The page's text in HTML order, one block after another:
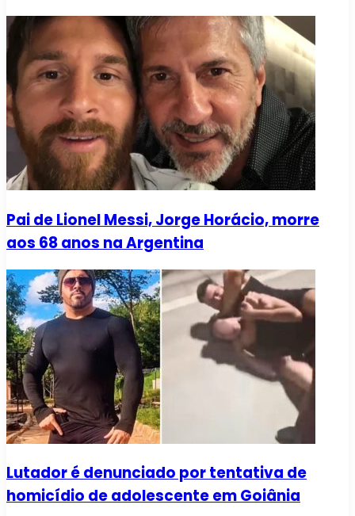
Pai de Lionel Messi, Jorge Horácio, morre
aos 68 anos na Argentina
Lutador é denunciado por tentativa de
homicídio de adolescente em Goiânia